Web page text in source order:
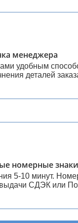
менеджера
удобным
деталей
номерные знаки
5-10 минут.
выдачи СДЭК или